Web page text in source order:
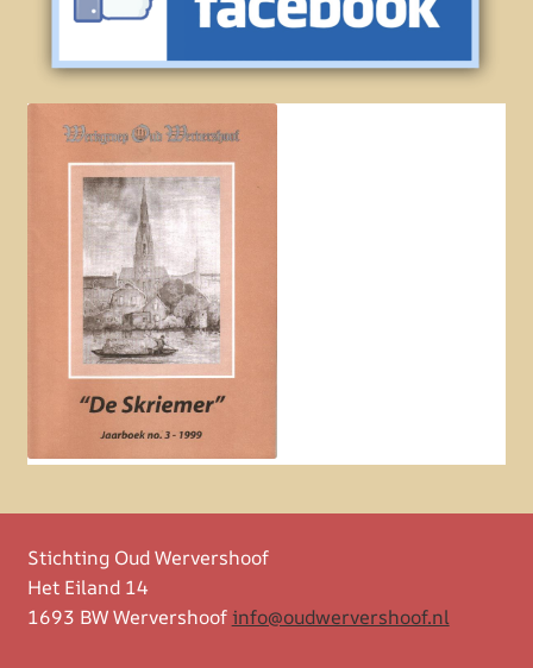
Stichting Oud Wervershoof
Het Eiland 14
1693 BW Wervershoofinfo@oudwervershoof.nl